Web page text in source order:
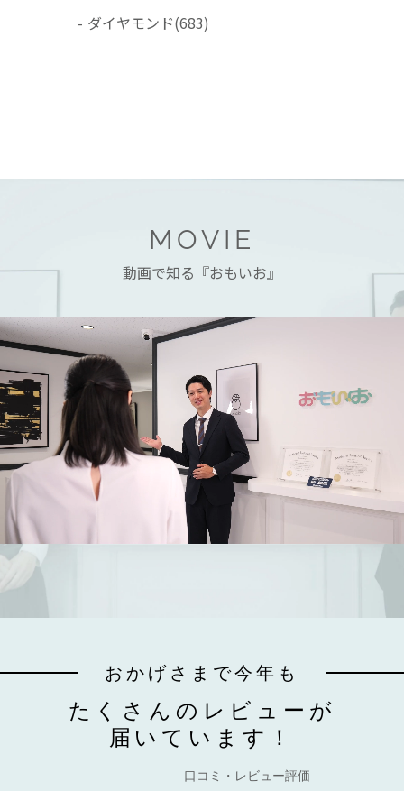
ダイヤモンド(683)
MOVIE
動画で知る『おもいお』
おかげさまで今年も
たくさんのレビューが
届いています！
口コミ・レビュー評価